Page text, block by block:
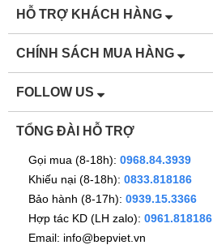
HỖ TRỢ KHÁCH HÀNG
CHÍNH SÁCH MUA HÀNG
FOLLOW US
TỔNG ĐÀI HỖ TRỢ
Gọi mua (8-18h): 0968.84.3939
Khiếu nại (8-18h): 0833.818186
Bảo hành (8-17h): 0939.15.3366
Hợp tác KD (LH zalo): 0961.818186
Email: info@bepviet.vn